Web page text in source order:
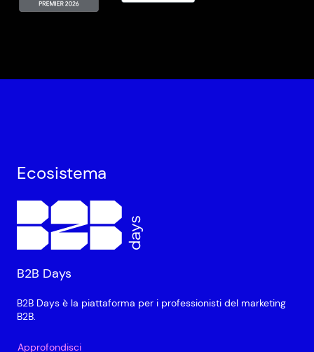
Ecosistema
B2B Days
B2B Days è la piattaforma per i professionisti del marketing
B2B.
Approfondisci